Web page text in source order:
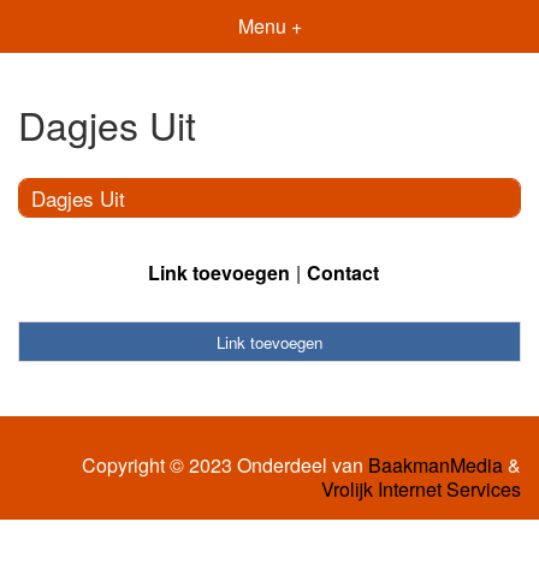
Menu +
Dagjes Uit
Dagjes Uit
Link toevoegen Contact
Link toevoegen
Copyright © 2023 Onderdeel van BaakmanMedia&
Vrolijk Internet Services